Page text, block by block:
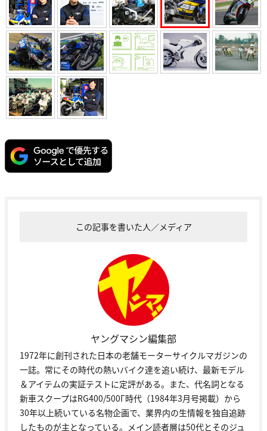
この記事を書いた人／メディア
ヤングマシン編集部
1972年に創刊された日本の老舗モーターサイクルマガジンの
一誌。常にその時代の熱いバイク達を追い続け、最新モデル
＆アイテムの実証テストに定評がある。また、代名詞となる
新車スクープはRG400/500Γ時代（1984年3月号掲載）から
30年以上続いている名物企画で、業界内の生情報を独自追跡
したものが主となっている。メイン読者層は50代とそのジュ